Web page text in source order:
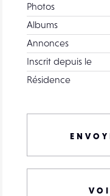
Photos
Albums
Annonces
Inscrit depuis le
Résidence